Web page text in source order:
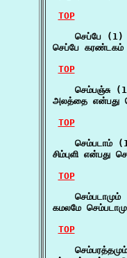
TOP
    செப்பே (1)
செப்பே
TOP
செம்பஞ்சு
அலத்தை என்பது
TOP
செம்படாம்
சிம்புளி என்பது
TOP
செம்படாமும்
கமலமே
TOP